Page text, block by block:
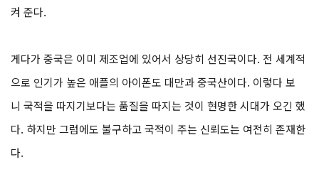
켜 준다.
게다가 중국은 이미 제조업에 있어서 상당히 선진국이다. 전 세계적
으로 인기가 높은 애플의 아이폰도 대만과 중국산이다. 이렇다 보
니 국적을 따지기보다는 품질을 따지는 것이 현명한 시대가 오긴 했
다. 하지만 그럼에도 불구하고 국적이 주는 신뢰도는 여전히 존재한
다.